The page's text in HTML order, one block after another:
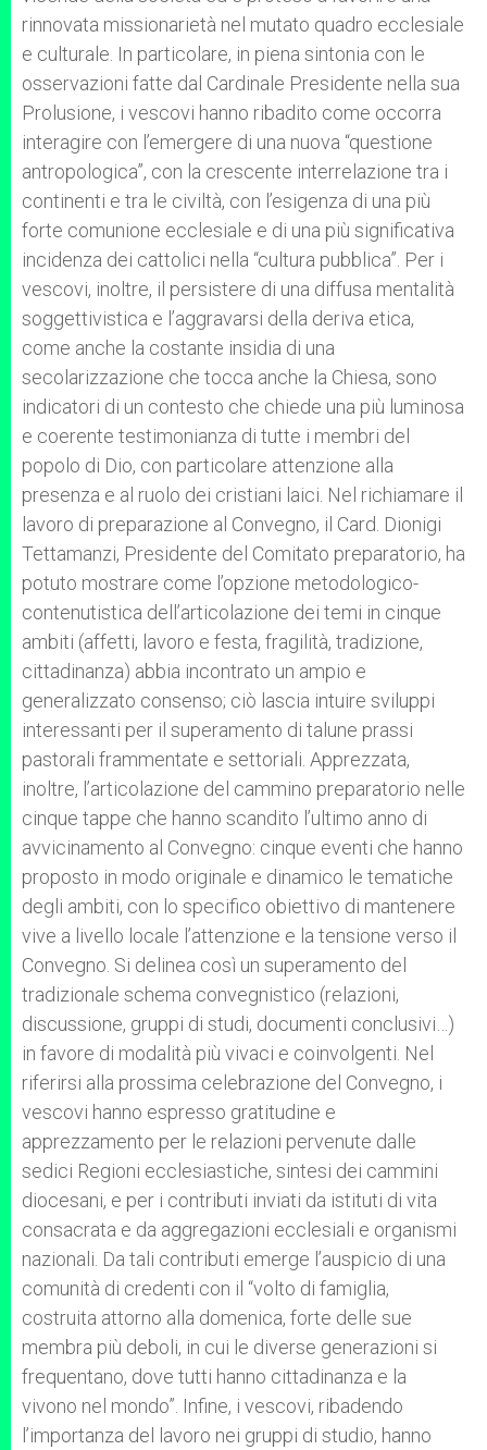
rinnovata missionarietà nel mutato quadro ecclesiale
e culturale. In particolare, in piena sintonia con le
osservazioni fatte dal Cardinale Presidente nella sua
Prolusione, i vescovi hanno ribadito come occorra
interagire con l’emergere di una nuova “questione
antropologica”, con la crescente interrelazione tra i
continenti e tra le civiltà, con l’esigenza di una più
forte comunione ecclesiale e di una più significativa
incidenza dei cattolici nella “cultura pubblica”. Per i
vescovi, inoltre, il persistere di una diffusa mentalità
soggettivistica e l’aggravarsi della deriva etica,
come anche la costante insidia di una
secolarizzazione che tocca anche la Chiesa, sono
indicatori di un contesto che chiede una più luminosa
e coerente testimonianza di tutte i membri del
popolo di Dio, con particolare attenzione alla
presenza e al ruolo dei cristiani laici. Nel richiamare il
lavoro di preparazione al Convegno, il Card. Dionigi
Tettamanzi, Presidente del Comitato preparatorio, ha
potuto mostrare come l’opzione metodologico-
contenutistica dell’articolazione dei temi in cinque
ambiti (affetti, lavoro e festa, fragilità, tradizione,
cittadinanza) abbia incontrato un ampio e
generalizzato consenso; ciò lascia intuire sviluppi
interessanti per il superamento di talune prassi
pastorali frammentate e settoriali. Apprezzata,
inoltre, l’articolazione del cammino preparatorio nelle
cinque tappe che hanno scandito l’ultimo anno di
avvicinamento al Convegno: cinque eventi che hanno
proposto in modo originale e dinamico le tematiche
degli ambiti, con lo specifico obiettivo di mantenere
vive a livello locale l’attenzione e la tensione verso il
Convegno. Si delinea così un superamento del
tradizionale schema convegnistico (relazioni,
discussione, gruppi di studi, documenti conclusivi…)
in favore di modalità più vivaci e coinvolgenti. Nel
riferirsi alla prossima celebrazione del Convegno, i
vescovi hanno espresso gratitudine e
apprezzamento per le relazioni pervenute dalle
sedici Regioni ecclesiastiche, sintesi dei cammini
diocesani, e per i contributi inviati da istituti di vita
consacrata e da aggregazioni ecclesiali e organismi
nazionali. Da tali contributi emerge l’auspicio di una
comunità di credenti con il “volto di famiglia,
costruita attorno alla domenica, forte delle sue
membra più deboli, in cui le diverse generazioni si
frequentano, dove tutti hanno cittadinanza e la
vivono nel mondo”. Infine, i vescovi, ribadendo
l’importanza del lavoro nei gruppi di studio, hanno